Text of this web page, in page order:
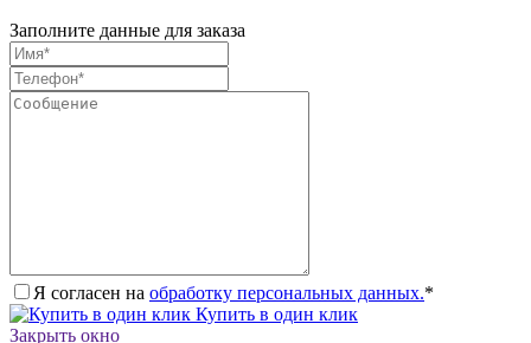
Заполните данные для заказа
Я согласен на обработку персональных данных.*
Купить в один клик
Закрыть окно